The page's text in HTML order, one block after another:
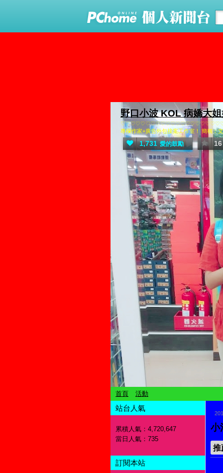
野口小波 KOL 病嬌大
♡♡♡♡♡♡♡♡♡♡♡♡♡♡♡♡♡♡♡♡♡ 你好我是
專欄作家+廣告外包接案工作室！ 簡稱：
1,731 愛的鼓勵 16
首頁 活動
小
推
站台人氣
累積人氣： 4,720,647
當日人氣： 735
訂閱本站